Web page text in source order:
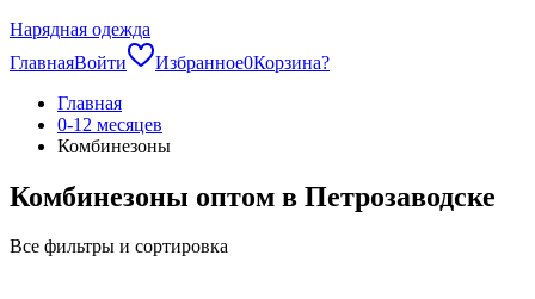
Нарядная одежда
ГлавнаяВойти Избранное0Корзина?
Главная
0-12 месяцев
Комбинезоны
Комбинезоны оптом в Петрозаводске
Все фильтры и сортировка